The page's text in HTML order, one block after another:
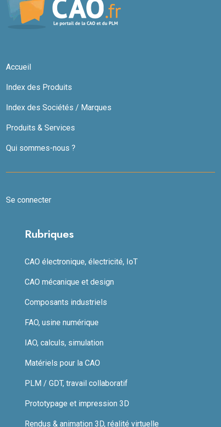
Accueil
Index des Produits
Index des Sociétés / Marques
Produits & Services
Qui sommes-nous ?
Se connecter
Rubriques
CAO électronique, électricité, IoT
CAO mécanique et design
Composants industriels
FAO, usine numérique
IAO, calculs, simulation
Matériels pour la CAO
PLM / GDT, travail collaboratif
Prototypage et impression 3D
Rendus & animation 3D, réalité virtuelle